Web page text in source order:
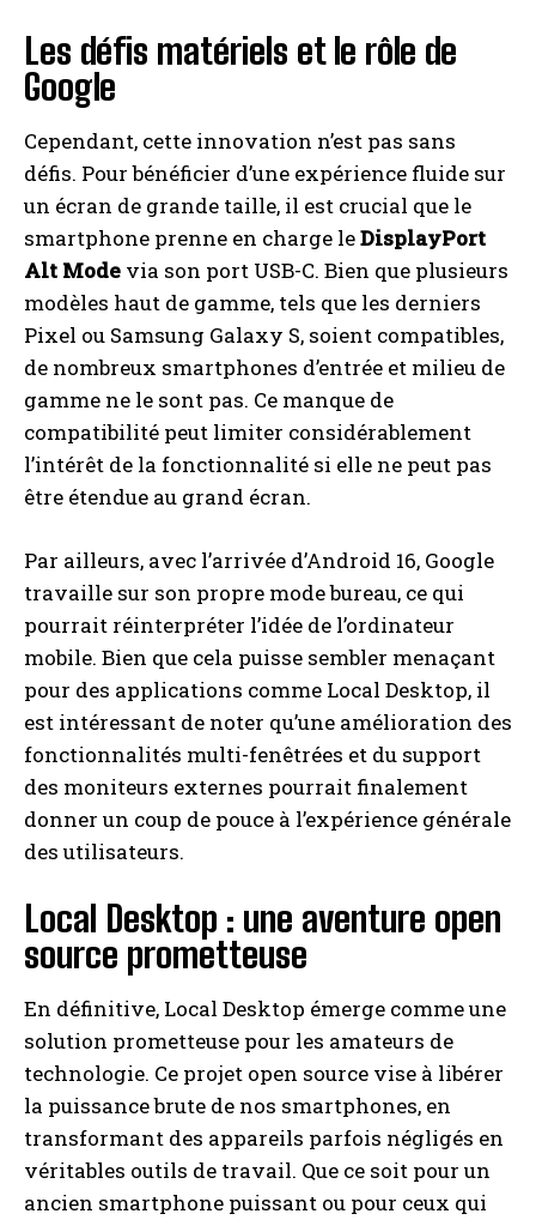
Les défis matériels et le rôle de
Google
Cependant, cette innovation n’est pas sans
défis. Pour bénéficier d’une expérience fluide sur
un écran de grande taille, il est crucial que le
smartphone prenne en charge leDisplayPort
Alt Mode via son port USB-C. Bien que plusieurs
modèles haut de gamme, tels que les derniers
Pixel ou Samsung Galaxy S, soient compatibles,
de nombreux smartphones d’entrée et milieu de
gamme ne le sont pas. Ce manque de
compatibilité peut limiter considérablement
l’intérêt de la fonctionnalité si elle ne peut pas
être étendue au grand écran.
Par ailleurs, avec l’arrivée d’Android 16, Google
travaille sur son propre mode bureau, ce qui
pourrait réinterpréter l’idée de l’ordinateur
mobile. Bien que cela puisse sembler menaçant
pour des applications comme Local Desktop, il
est intéressant de noter qu’une amélioration des
fonctionnalités multi-fenêtrées et du support
des moniteurs externes pourrait finalement
donner un coup de pouce à l’expérience générale
des utilisateurs.
Local Desktop : une aventure open
source prometteuse
En définitive, Local Desktop émerge comme une
solution prometteuse pour les amateurs de
technologie. Ce projet open source vise à libérer
la puissance brute de nos smartphones, en
transformant des appareils parfois négligés en
véritables outils de travail. Que ce soit pour un
ancien smartphone puissant ou pour ceux qui